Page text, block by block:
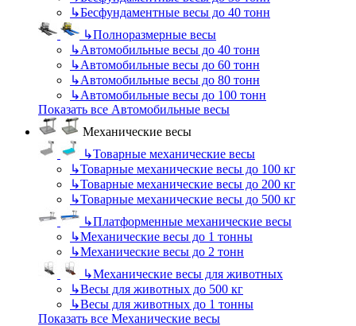
↳Бесфундаментные весы до 40 тонн
↳Полноразмерные весы
↳Автомобильные весы до 40 тонн
↳Автомобильные весы до 60 тонн
↳Автомобильные весы до 80 тонн
↳Автомобильные весы до 100 тонн
Показать все Автомобильные весы
Механические весы
↳Товарные механические весы
↳Товарные механические весы до 100 кг
↳Товарные механические весы до 200 кг
↳Товарные механические весы до 500 кг
↳Платформенные механические весы
↳Механические весы до 1 тонны
↳Механические весы до 2 тонн
↳Механические весы для животных
↳Весы для животных до 500 кг
↳Весы для животных до 1 тонны
Показать все Механические весы